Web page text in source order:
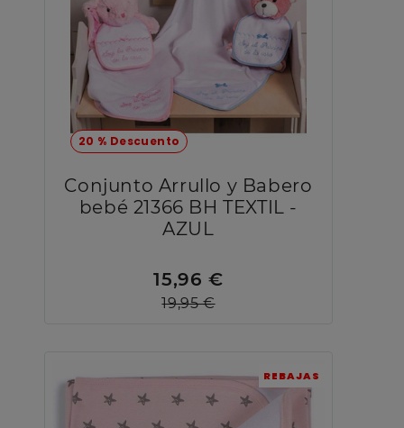
20 % Descuento
Conjunto Arrullo y Babero
bebé 21366 BH TEXTIL -
AZUL
15,96 €
19,95 €
REBAJAS